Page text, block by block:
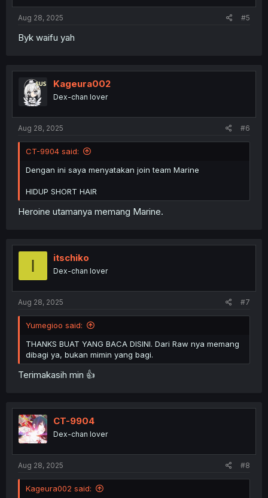
Aug 28, 2025 #5
Byk waifu yah
Kageura002
Dex-chan lover
Aug 28, 2025 #6
CT-9904 said:
Dengan ini saya menyatakan join team Marine
HIDUP SHORT HAIR
Heroine utamanya memang Marine.
I itschiko
Dex-chan lover
Aug 28, 2025 #7
Yumegioo said:
THANKS BUAT YANG BACA DISINI. Dari Raw nya memang
dibagi ya, bukan mimin yang bagi.
Terimakasih min 👍
CT-9904
Dex-chan lover
Aug 28, 2025 #8
Kageura002 said: